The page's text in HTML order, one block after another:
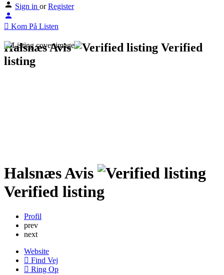
Sign in or Register
Kom På Listen
Halsnæs Avis
Verified
listing
Halsnæs Avis
Verified listing
Profil
prev
next
Website
Find Vej
Ring Op